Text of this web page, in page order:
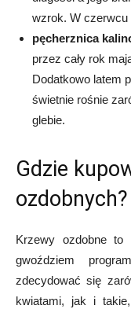
wzrok. W czerwcu
pęcherznica
przez cały rok
Dodatkowo latem
świetnie rośnie
glebie.
Gdzie
ozdobnych?
Krzewy ozdobne to
gwoździem
zdecydować się
kwiatami, jak i